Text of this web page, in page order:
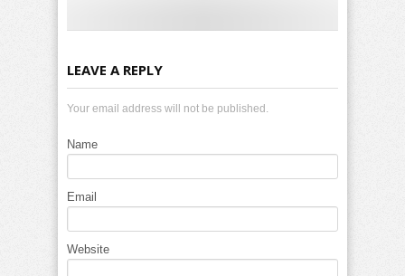
LEAVE A REPLY
Your email address will not be published.
Name
Email
Website